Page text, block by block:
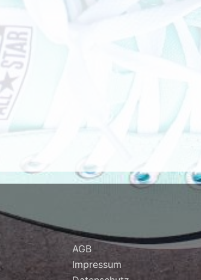
AGB
Impressum